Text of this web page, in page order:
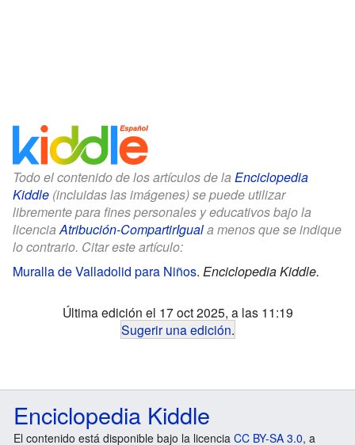
Todo el contenido de los artículos de la Enciclopedia
Kiddle (incluidas las imágenes) se puede utilizar
libremente para fines personales y educativos bajo la
licenciaAtribución-CompartirIguala menos que se indique
lo contrario. Citar este artículo:
Muralla de Valladolid para Niños. Enciclopedia Kiddle.
Última edición el 17 oct 2025, a las 11:19
Sugerir una edición.
Enciclopedia Kiddle
El contenido está disponible bajo la licencia CC BY-SA 3.0, a